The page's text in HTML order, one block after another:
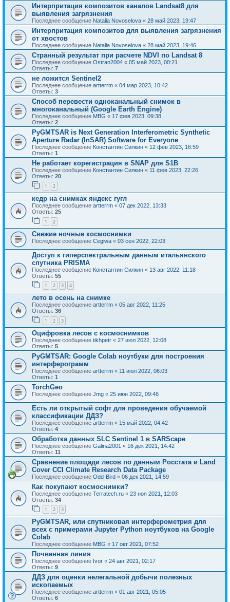
Интерпритация композитов каналов Landsat8 для
выявления загрязнения
Последнее сообщение Natalia Novoselova « 28 май 2023, 19:47
Интерпритация композитов для выявления загрязнения
от хвостов
Последнее сообщение Natalia Novoselova « 28 май 2023, 19:46
Странный результат при расчете NDVI по Landsat 8
Последнее сообщение Ostran2004 « 05 май 2023, 00:21
Ответы: 7
не ложится Sentinel2
Последнее сообщение artterrm « 04 мар 2023, 10:42
Ответы: 3
Способ перевести одноканальный снимок в
многоканальный (Google Earth Engine)
Последнее сообщение MBG « 17 фев 2023, 09:38
Ответы: 2
PyGMTSAR is Next Generation Interferometric Synthetic
Aperture Radar (InSAR) Software for Everyone
Последнее сообщение Константин Силкин « 12 фев 2023, 16:59
Ответы: 1
Не работает корегистрация в SNAP для S1B
Последнее сообщение Константин Силкин « 11 фев 2023, 22:26
Ответы: 20
1 2
кедр на снимках яндекс гугл
Последнее сообщение artterrm « 07 дек 2022, 13:33
Ответы: 25
1 2
Свежие ночные космоснимки
Последнее сообщение Cegiwa « 03 сен 2022, 22:03
Доступ к гиперспектральным данным итальянского
спутника PRISMA
Последнее сообщение Константин Силкин « 13 авг 2022, 11:18
Ответы: 55
1 2 3 4
лето в осень на снимке
Последнее сообщение artterrm « 05 авг 2022, 11:25
Ответы: 36
1 2 3
Оцифровка лесов с космоснимков
Последнее сообщение tikhpetr « 27 июл 2022, 12:08
Ответы: 5
PyGMTSAR: Google Colab ноутбуки для построения
интерферограмм
Последнее сообщение artterrm « 11 июл 2022, 06:03
Ответы: 1
TorchGeo
Последнее сообщение Jmg « 25 июн 2022, 09:46
Есть ли открытый софт для проведения обучаемой
классификации ДДЗ?
Последнее сообщение artterrm « 15 май 2022, 04:42
Ответы: 4
Обработка данных SLC Sentinel 1 в SARScape
Последнее сообщение Galina2001 « 16 дек 2021, 14:42
Ответы: 11
Сравнение площади лесов по данным Росстата и Land
Cover CCI Climate Research Data Package
Последнее сообщение Odd-Bird « 06 дек 2021, 14:59
Как покупают космоснимки?
Последнее сообщение Terratech.ru « 23 ноя 2021, 12:03
Ответы: 34
1 2 3
PyGMTSAR, или спутниковая интерферометрия для
всех с примерами Jupyter Python ноутбуков на Google
Colab
Последнее сообщение MBG « 17 окт 2021, 07:52
Почвенная линия
Последнее сообщение Ivor « 24 авг 2021, 02:17
Ответы: 9
ДДЗ для оценки нелегальной добычи полезных
ископаемых
Последнее сообщение artterrm « 01 авг 2021, 05:05
Ответы: 6